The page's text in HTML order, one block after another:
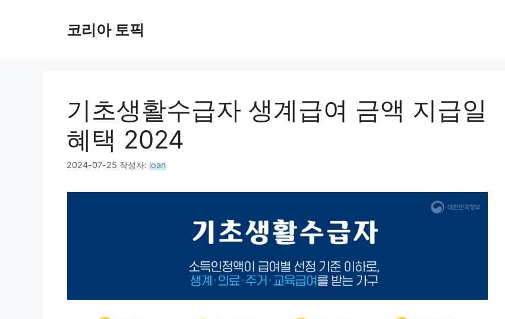
코리아 토픽
기초생활수급자 생계급여 금액 지급일
혜택 2024
2024-07-25 작성자: loan